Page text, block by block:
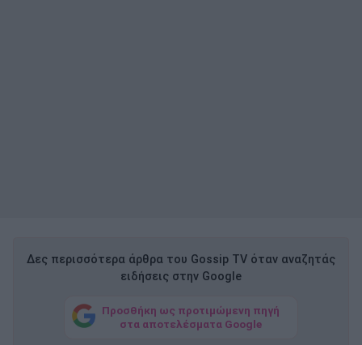
Δες περισσότερα άρθρα του Gossip TV όταν αναζητάς
ειδήσεις στην Google
Προσθήκη ως προτιμώμενη πηγή
στα αποτελέσματα Google